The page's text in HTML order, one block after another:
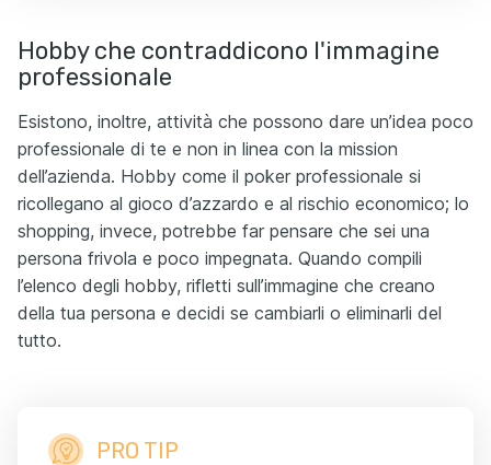
Hobby che contraddicono l'immagine
professionale
Esistono, inoltre, attività che possono dare un’idea poco
professionale di te e non in linea con la mission
dell’azienda. Hobby come il poker professionale si
ricollegano al gioco d’azzardo e al rischio economico; lo
shopping, invece, potrebbe far pensare che sei una
persona frivola e poco impegnata. Quando compili
l’elenco degli hobby, rifletti sull’immagine che creano
della tua persona e decidi se cambiarli o eliminarli del
tutto.
PRO TIP